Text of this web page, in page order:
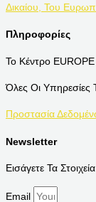
Δικαίου, Του
Πληροφορίες
Το Κέντρο
Όλες Οι Υπηρεσίες
Προστασία
Newsletter
Εισάγετε Τα
Email